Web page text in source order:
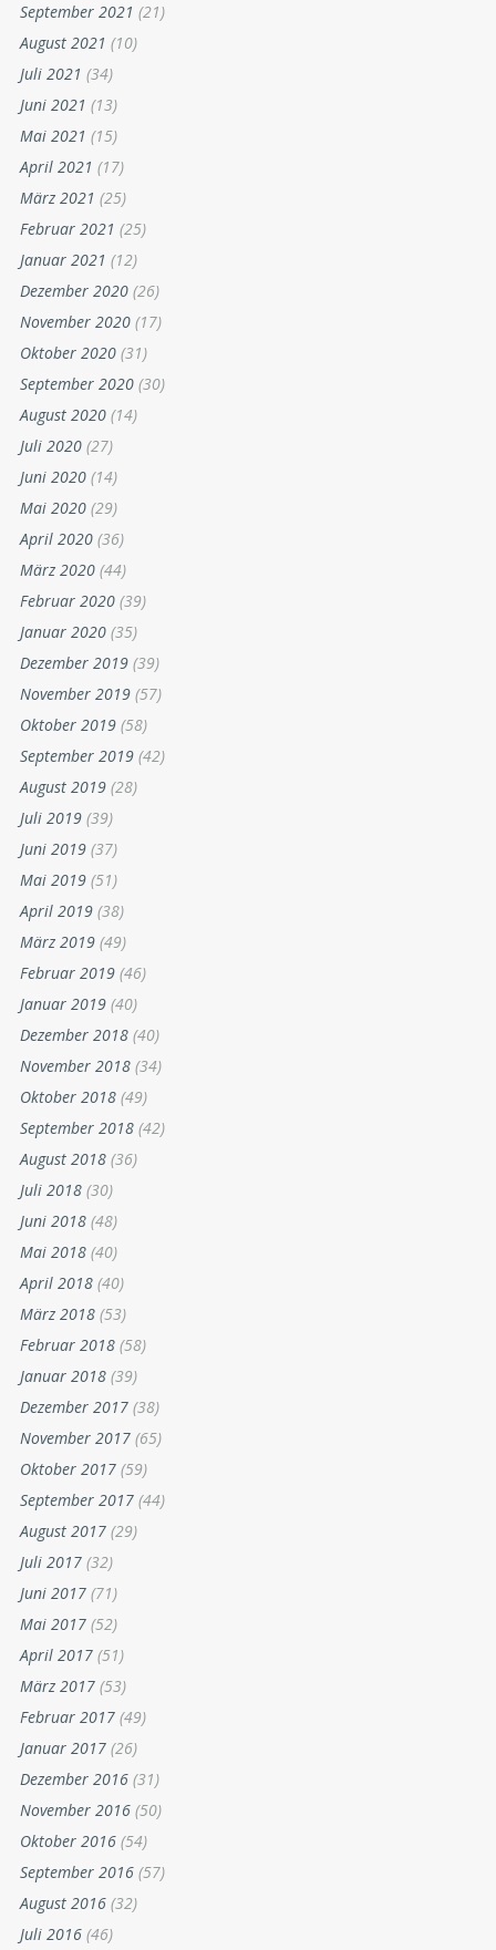
September 2021 (21)
August 2021 (10)
Juli 2021 (34)
Juni 2021 (13)
Mai 2021 (15)
April 2021 (17)
März 2021 (25)
Februar 2021 (25)
Januar 2021 (12)
Dezember 2020 (26)
November 2020 (17)
Oktober 2020 (31)
September 2020 (30)
August 2020 (14)
Juli 2020 (27)
Juni 2020 (14)
Mai 2020 (29)
April 2020 (36)
März 2020 (44)
Februar 2020 (39)
Januar 2020 (35)
Dezember 2019 (39)
November 2019 (57)
Oktober 2019 (58)
September 2019 (42)
August 2019 (28)
Juli 2019 (39)
Juni 2019 (37)
Mai 2019 (51)
April 2019 (38)
März 2019 (49)
Februar 2019 (46)
Januar 2019 (40)
Dezember 2018 (40)
November 2018 (34)
Oktober 2018 (49)
September 2018 (42)
August 2018 (36)
Juli 2018 (30)
Juni 2018 (48)
Mai 2018 (40)
April 2018 (40)
März 2018 (53)
Februar 2018 (58)
Januar 2018 (39)
Dezember 2017 (38)
November 2017 (65)
Oktober 2017 (59)
September 2017 (44)
August 2017 (29)
Juli 2017 (32)
Juni 2017 (71)
Mai 2017 (52)
April 2017 (51)
März 2017 (53)
Februar 2017 (49)
Januar 2017 (26)
Dezember 2016 (31)
November 2016 (50)
Oktober 2016 (54)
September 2016 (57)
August 2016 (32)
Juli 2016 (46)